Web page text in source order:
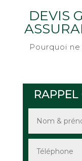
DEVIS
Pourquoi